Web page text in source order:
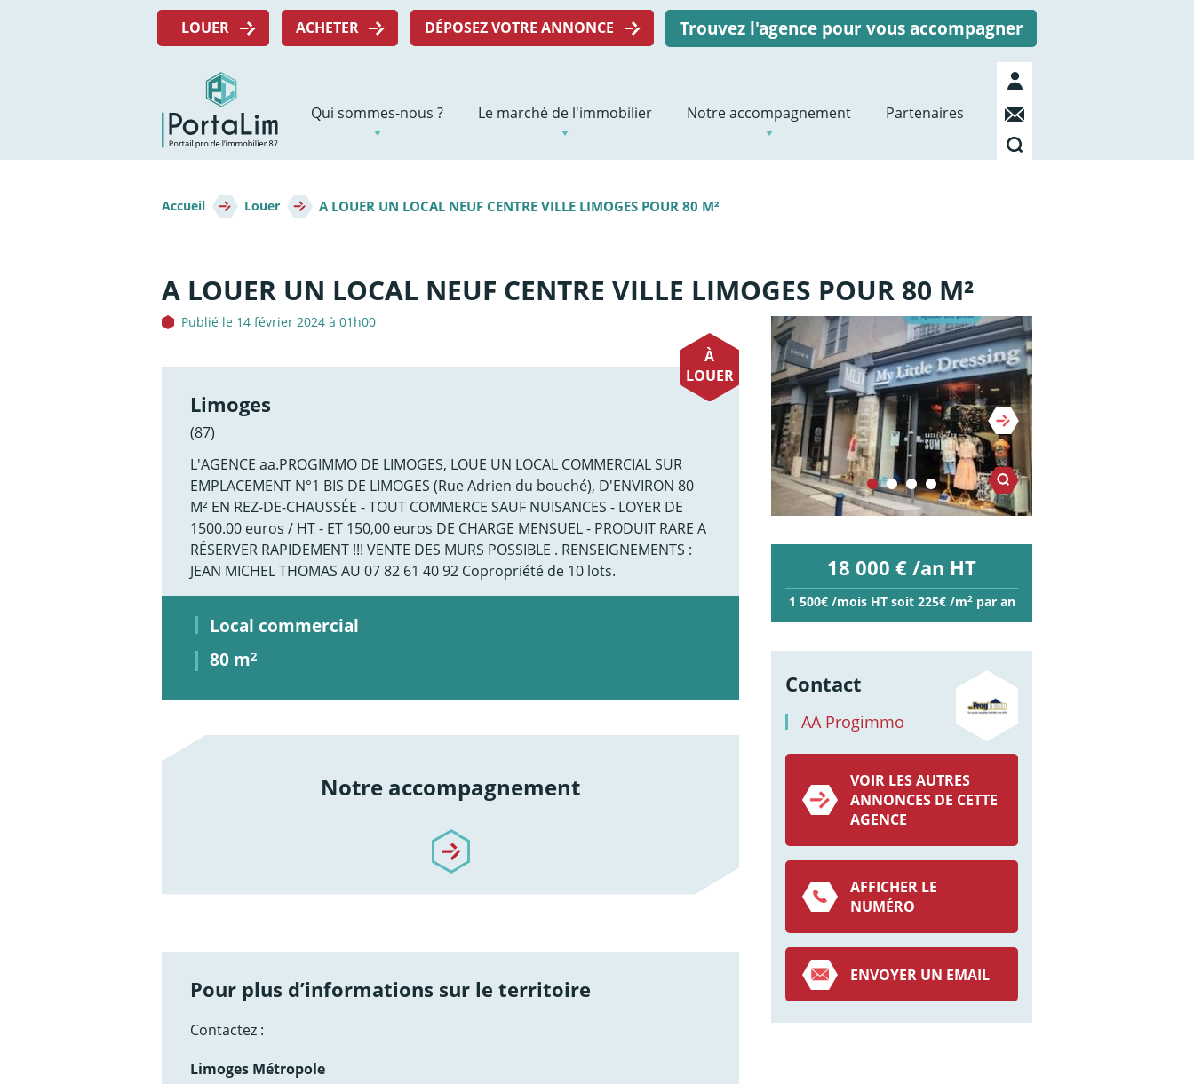
Menu
LOUER ACHETER DÉPOSEZ VOTRE ANNONCE Trouvez l'agence pour vous accompagner
Navigation
principale
Qui sommes-nous ? Le marché de l'immobilier Notre accompagnement Partenaires
Mon
compte
Contact
Recherche
d'Ariane
Accueil Louer A LOUER UN LOCAL NEUF CENTRE VILLE LIMOGES POUR 80 M²
A LOUER UN LOCAL NEUF CENTRE VILLE LIMOGES POUR 80 M²
Publié le 14 février 2024 à 01h00
À
LOUER
Limoges
(87)
L'AGENCE aa.PROGIMMO DE LIMOGES, LOUE UN LOCAL COMMERCIAL SUR
EMPLACEMENT N°1 BIS DE LIMOGES (Rue Adrien du bouché), D'ENVIRON 80
M² EN REZ-DE-CHAUSSÉE - TOUT COMMERCE SAUF NUISANCES - LOYER DE
1500.00 euros / HT - ET 150,00 euros DE CHARGE MENSUEL - PRODUIT RARE A
RÉSERVER RAPIDEMENT !!! VENTE DES MURS POSSIBLE . RENSEIGNEMENTS :
JEAN MICHEL THOMAS AU 07 82 61 40 92 Copropriété de 10 lots.
Local commercial
80 m2
Notre accompagnement
/notre-accompagnement
Pour plus d’informations sur le territoire
Contactez :
Limoges Métropole
18 000 € /an HT
1 500€ /mois HT soit 225€ /m2par an
Contact
AA Progimmo
VOIR LES AUTRES
ANNONCES DE CETTE
AGENCE
AFFICHER LE
NUMÉRO
ENVOYER UN EMAIL